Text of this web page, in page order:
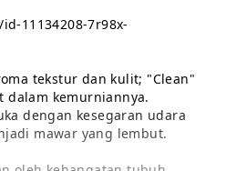
11134208-7r98x-
tekstur dan kulit; "Clean"
dalam kemurniannya.
dengan kesegaran udara
mawar yang lembut.